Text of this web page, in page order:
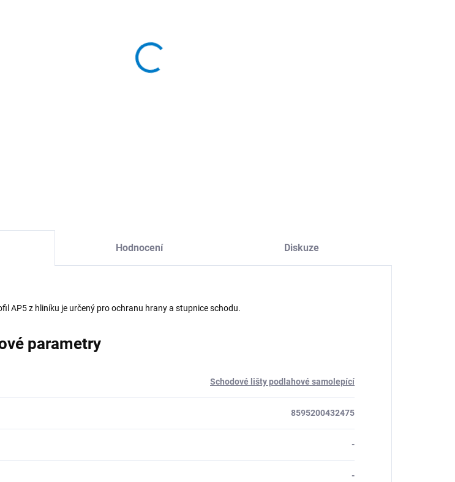
Hodnocení Diskuze
AP5 z hliníku je určený pro ochranu hrany a stupnice schodu.
parametry
Schodové lišty podlahové samolepící
8595200432475
-
-